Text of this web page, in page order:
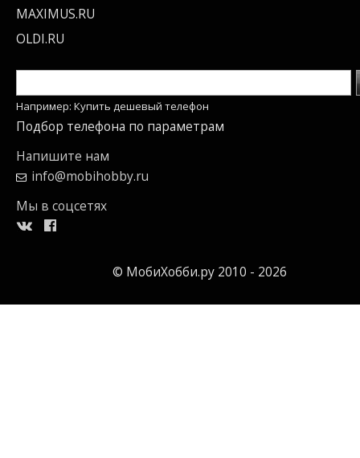
MAXIMUS.RU
OLDI.RU
Например: Купить дешевый телефон
Подбор телефона по параметрам
Напишите нам
info@mobihobby.ru
Мы в соцсетях
© МобиХобби.ру 2010 - 2026